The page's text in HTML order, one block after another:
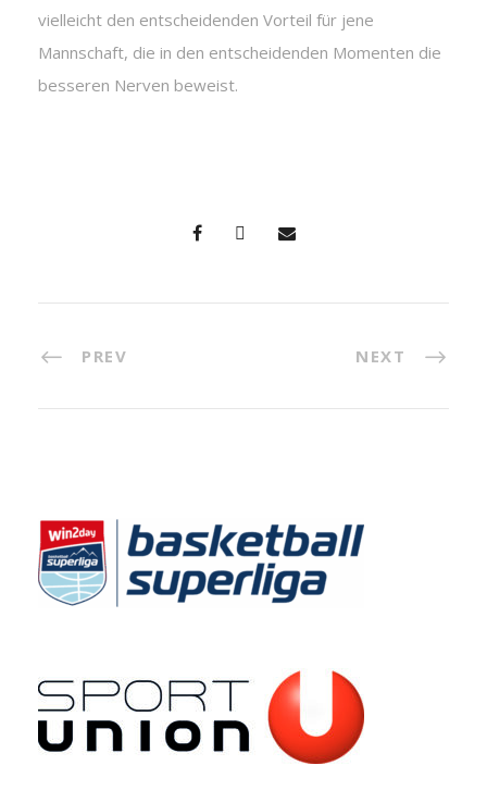
vielleicht den entscheidenden Vorteil für jene
Mannschaft, die in den entscheidenden Momenten die
besseren Nerven beweist.
PREV NEXT